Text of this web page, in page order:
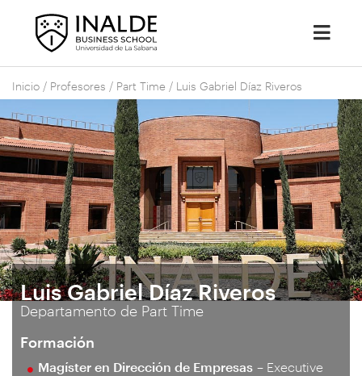
Inicio / Profesores / Part Time / Luis Gabriel Díaz Riveros
Luis Gabriel Díaz Riveros
Departamento de Part Time
Formación
Magíster en Dirección de Empresas – Executive